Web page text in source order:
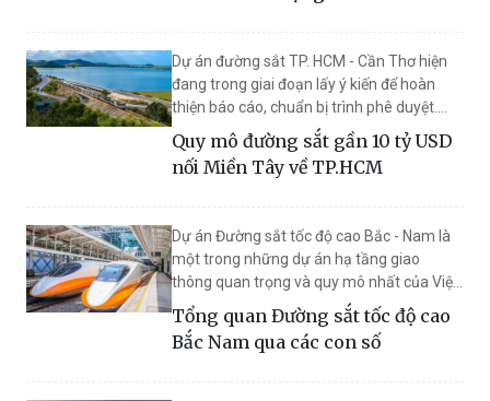
Dự án đường sắt TP. HCM - Cần Thơ hiện
đang trong giai đoạn lấy ý kiến để hoàn
thiện báo cáo, chuẩn bị trình phê duyệt.
Tuyến đường sắt dài 175,2km, nối TP. HCM
và Cần Thơ, đi qua 6 tỉnh, thành phố, sẽ kết
nối mạnh mẽ khu vực Đông Nam Bộ và
Quy mô đường sắt gần 10 tỷ USD
nối Miền Tây về TP.HCM
Dự án Đường sắt tốc độ cao Bắc - Nam là
một trong những dự án hạ tầng giao
thông quan trọng và quy mô nhất của Việt
Nam, nhằm kết nối hai thành phố lớn là Hà
Nội và TP.HCM.
Tổng quan Đường sắt tốc độ cao
Bắc Nam qua các con số